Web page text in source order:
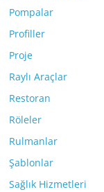
Pompalar
Profiller
Proje
Raylı Araçlar
Restoran
Röleler
Rulmanlar
Şablonlar
Sağlık Hizmetleri